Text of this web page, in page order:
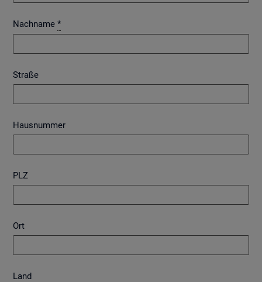
Nachname *
Straße
Hausnummer
PLZ
Ort
Land